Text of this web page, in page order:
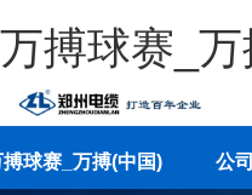
万搏球赛_
球赛_万搏(中国) 公